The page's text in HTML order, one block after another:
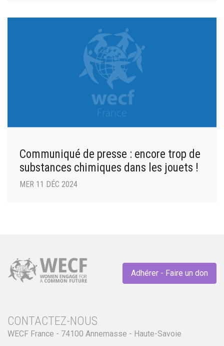
Communiqué de presse : encore trop de
substances chimiques dans les jouets !
MER 11 DÉC 2024
Adhérer - Faire un don
CONTACTEZ-NOUS
WECF France - 74100 Annemasse - Haute-Savoie